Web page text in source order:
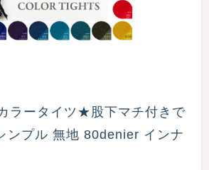
ラータイツ★股下マチ付きで
ンプル 無地 80denier インナ